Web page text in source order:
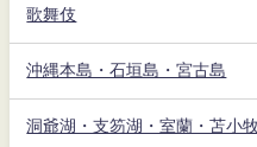
歌舞伎
沖縄本島・石垣島・宮古島
洞爺湖・支笏湖・室蘭・苫小